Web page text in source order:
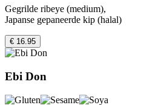
Gegrilde ribeye (medium),
Japanse gepaneerde kip (halal)
€ 16.95
Ebi Don